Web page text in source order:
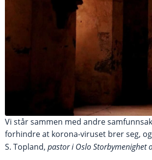
Vi står sammen med andre
forhindre at korona-viruset brer seg,
S. Topland, pastor i Oslo Storbymenighet